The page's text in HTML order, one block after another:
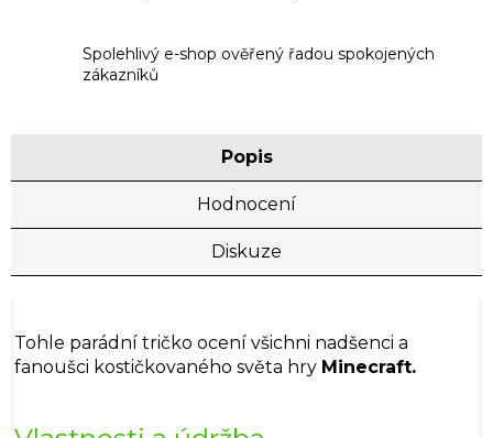
Spolehlivý e-shop ověřený řadou spokojených
zákazníků
Popis
Hodnocení
Diskuze
Tohle parádní tričko ocení všichni nadšenci a
fanoušci kostičkovaného světa hry Minecraft.